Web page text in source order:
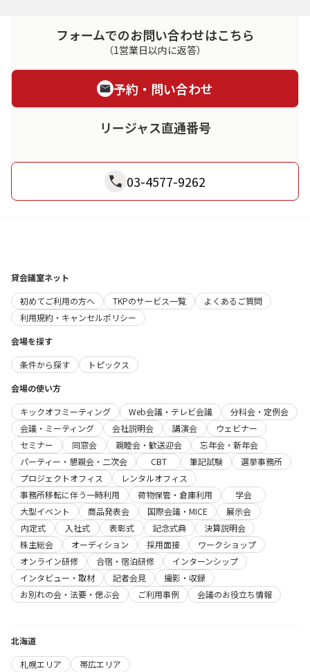
フォームでのお問い合わせはこちら
（1営業日以内に返答）
予約・問い合わせ
リージャス直通番号
03-4577-9262
貸会議室ネット
初めてご利用の方へ
TKPのサービス一覧
よくあるご質問
利用規約・キャンセルポリシー
会場を探す
条件から探す
トピックス
会場の使い方
キックオフミーティング
Web会議・テレビ会議
分科会・定例会
会議・ミーティング
会社説明会 講演会
ウェビナー
セミナー
同窓会 親睦会・歓送迎会
忘年会・新年会
パーティー・懇親会・二次会
CBT 筆記試験
選挙事務所
プロジェクトオフィス
レンタルオフィス
事務所移転に伴う一時利用
荷物保管・倉庫利用
学会
大型イベント
商品発表会 国際会議・MICE
展示会
内定式
入社式 表彰式 記念式典
決算説明会
株主総会
オーディション 採用面接
ワークショップ
オンライン研修
合宿・宿泊研修
インターンシップ
インタビュー・取材
記者会見
撮影・収録
お別れの会・法要・偲ぶ会
ご利用事例 会議のお役立ち情報
北海道
札幌エリア
帯広エリア